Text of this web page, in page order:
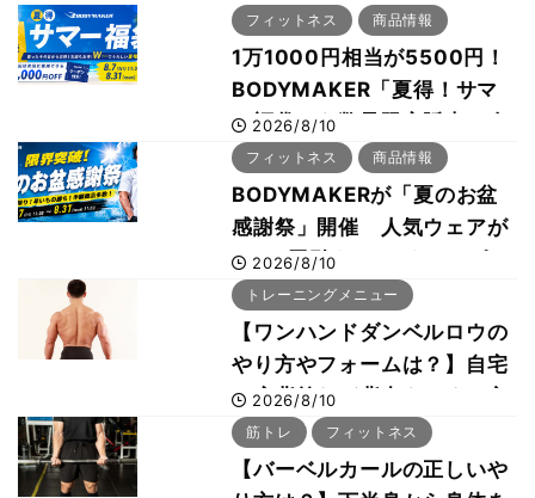
フィットネス 商品情報
1万1000円相当が5500円！
BODYMAKER「夏得！サマ
ー福袋」を数量限定販売 次
回使える1000円OFFクーポ
ンも
2026/8/10
フィットネス 商品情報
BODYMAKERが「夏のお盆
感謝祭」開催 人気ウェアが
1000円引き、UVクールポン
チョは半額の990円に
2026/8/10
トレーニングメニュー
【ワンハンドダンベルロウの
やり方やフォームは？】自宅
で広背筋など背中をつくる方
法をボディビル世界王者・鈴
木雅選手が解説
2026/8/10
筋トレ フィットネス
【バーベルカールの正しいや